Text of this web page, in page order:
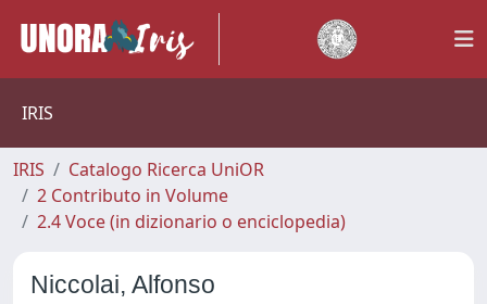
IRIS
IRIS
Catalogo Ricerca UniOR
2 Contributo in Volume
2.4 Voce (in dizionario o enciclopedia)
Niccolai, Alfonso